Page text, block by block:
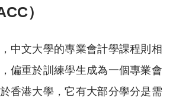
）
中文大學的專業會計學課程則相
偏重於訓練學生成為一個專業會
香港大學，它有大部分學分是需